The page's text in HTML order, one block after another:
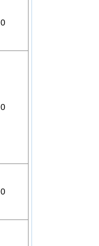
0
0
0